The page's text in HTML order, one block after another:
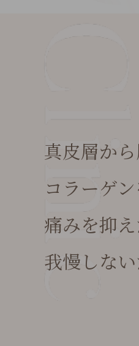
真皮層か
コラーゲン
痛みを抑
我慢しな